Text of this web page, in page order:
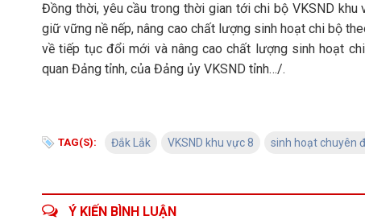
Đồng thời, yêu cầu trong thời gian tới chi bộ VKSND
giữ vững nề nếp, nâng cao chất lượng sinh hoạt chi bộ
về tiếp tục đổi mới và nâng cao chất lượng sinh hoạt
quan Đảng tỉnh, của Đảng ủy VKSND tỉnh…/.
TAG(S): Đắk Lắk VKSND khu vực 8 sinh hoạt chuyên
Ý KIẾN BÌNH LUẬN